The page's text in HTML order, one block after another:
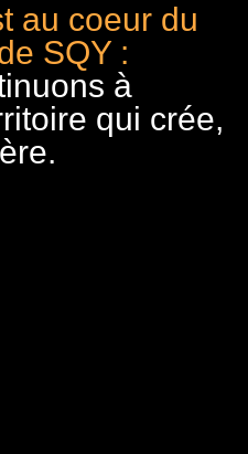
au coeur du
SQY :
à
qui crée,